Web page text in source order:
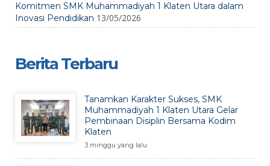
Komitmen SMK Muhammadiyah 1 Klaten Utara dalam
Inovasi Pendidikan 13/05/2026
Berita Terbaru
Tanamkan Karakter Sukses, SMK
Muhammadiyah 1 Klaten Utara Gelar
Pembinaan Disiplin Bersama Kodim
Klaten
3 minggu yang lalu